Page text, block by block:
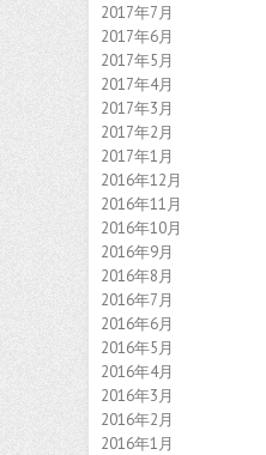
2017年7月
2017年6月
2017年5月
2017年4月
2017年3月
2017年2月
2017年1月
2016年12月
2016年11月
2016年10月
2016年9月
2016年8月
2016年7月
2016年6月
2016年5月
2016年4月
2016年3月
2016年2月
2016年1月